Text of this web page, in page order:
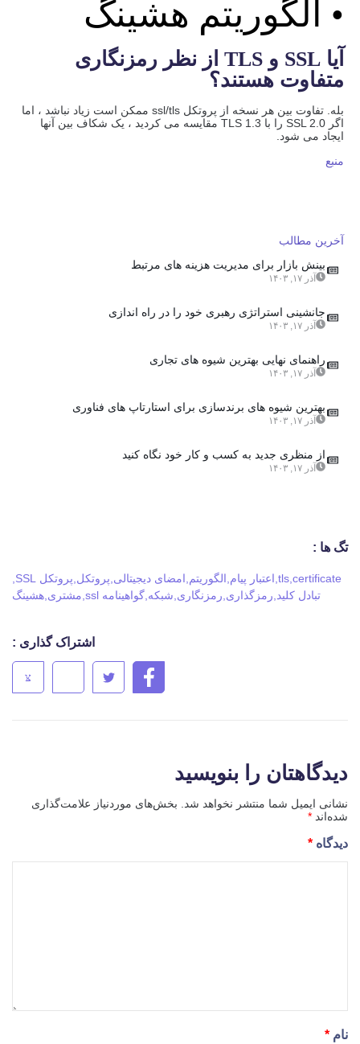
• الگوریتم هشینگ
آیا SSL و TLS از نظر رمزنگاری
متفاوت هستند؟
بله. تفاوت بین هر نسخه از پروتکل ssl/tls ممکن است زیاد نباشد ، اما
اگر SSL 2.0 را با TLS 1.3 مقایسه می کردید ، یک شکاف بین آنها
ایجاد می شود.
منبع
آخرین مطالب
بینش بازار برای مدیریت هزینه های مرتبط
آذر ۱۷, ۱۴۰۳
جانشینی استراتژی رهبری خود را در راه اندازی
آذر ۱۷, ۱۴۰۳
راهنمای نهایی بهترین شیوه های تجاری
آذر ۱۷, ۱۴۰۳
بهترین شیوه های برندسازی برای استارتاپ های فناوری
آذر ۱۷, ۱۴۰۳
از منظری جدید به کسب و کار خود نگاه کنید
آذر ۱۷, ۱۴۰۳
تگ ها :
certificate
,
tls
,اعتبار پیام,الگوریتم,امضای دیجیتالی, پروتکل, پروتکل SSL
,
تبادل کلید,رمزگذاری ,رمزنگاری ,شبکه,گواهینامه ssl ,مشتری ,هشینگ
اشتراک گذاری :
دیدگاهتان را بنویسید
نشانی ایمیل شما منتشر نخواهد شد.
بخش‌های موردنیاز علامت‌گذاری
شده‌اند*
دیدگاه*
نام*